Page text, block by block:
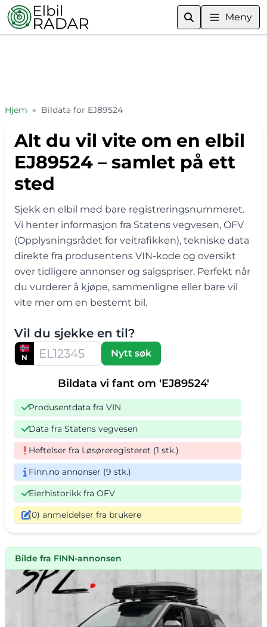
Meny
Hjem » Bildata for EJ89524
Alt du vil vite om en elbil
EJ89524 – samlet på ett
sted
Sjekk en elbil med bare registreringsnummeret.
Vi henter informasjon fra Statens vegvesen, OFV
(Opplysningsrådet for veitrafikken), tekniske data
direkte fra produsentens VIN-kode og oversikt
over tidligere annonser og salgspriser. Perfekt når
du vurderer å kjøpe, sammenligne eller bare vil
vite mer om en bestemt bil.
Vil du sjekke en til?
N Nytt søk
Bildata vi fant om 'EJ89524'
Produsentdata fra VIN
Data fra Statens vegvesen
Heftelser fra Løsøreregisteret (1 stk.)
Finn.no annonser (9 stk.)
Eierhistorikk fra OFV
(0) anmeldelser fra brukere
Bilde fra FINN-annonsen